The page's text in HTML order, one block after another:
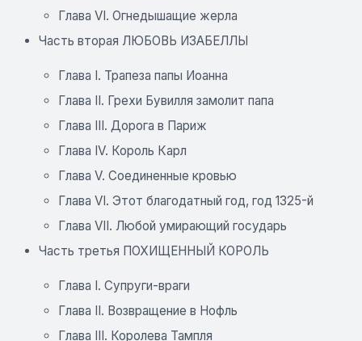
Глава VI. Огнедышащие жерла
Часть вторая ЛЮБОВЬ ИЗАБЕЛЛЫ
Глава I. Трапеза папы Иоанна
Глава II. Грехи Бувилля замолит папа
Глава III. Дорога в Париж
Глава IV. Король Карл
Глава V. Соединенные кровью
Глава VI. Этот благодатный год, год 1325-й
Глава VII. Любой умирающий государь
Часть третья ПОХИЩЕННЫЙ КОРОЛЬ
Глава I. Супруги-враги
Глава II. Возвращение в Нофль
Глава III. Королева Тампля